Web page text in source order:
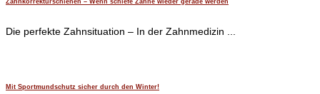
Die perfekte Zahnsituation – In der Zahnmedizin ...
Mit Sportmundschutz sicher durch den Winter!